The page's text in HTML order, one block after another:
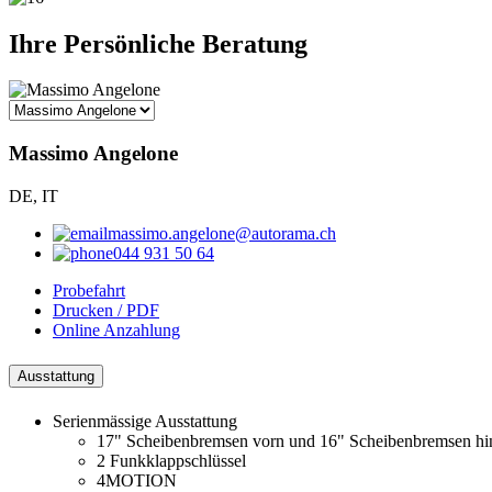
Ihre Persönliche Beratung
Massimo Angelone
DE, IT
massimo.angelone@autorama.ch
044 931 50 64
Probefahrt
Drucken / PDF
Online Anzahlung
Ausstattung
Serienmässige Ausstattung
17" Scheibenbremsen vorn und 16" Scheibenbremsen
2 Funkklappschlüssel
4MOTION